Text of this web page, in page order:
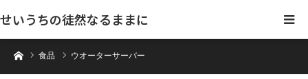
せいうちの徒然なるままに
ホーム食品 ウオーターサーバー